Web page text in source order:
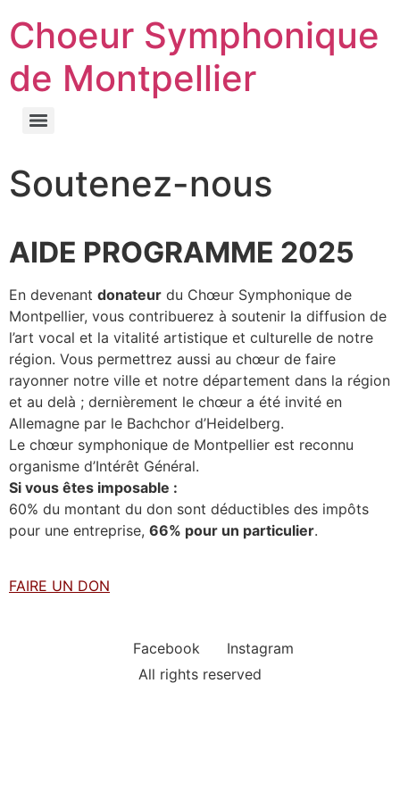
Choeur Symphonique
de Montpellier
Soutenez-nous
AIDE PROGRAMME 2025
En devenant donateur du Chœur Symphonique de
Montpellier, vous contribuerez à soutenir la diffusion de
l’art vocal et la vitalité artistique et culturelle de notre
région. Vous permettrez aussi au chœur de faire
rayonner notre ville et notre département dans la région
et au delà ; dernièrement le chœur a été invité en
Allemagne par le Bachchor d’Heidelberg.
Le chœur symphonique de Montpellier est reconnu
organisme d’Intérêt Général.
Si vous êtes imposable :
60% du montant du don sont déductibles des impôts
pour une entreprise, 66% pour un particulier.
FAIRE UN DON
Facebook
Instagram
All rights reserved